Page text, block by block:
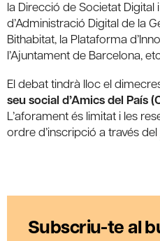
la Direcció de Societat Digital
d’Administració Digital de la
Bithabitat, la Plataforma
l’Ajuntament de Barcelona,
El debat tindrà lloc el
seu social d’Amics del País
L’aforament és limitat i les
ordre d’inscripció a través del
Subscriu-te al